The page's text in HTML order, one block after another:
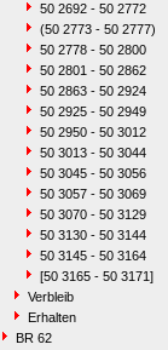
50 2692 - 50 2772
(50 2773 - 50 2777)
50 2778 - 50 2800
50 2801 - 50 2862
50 2863 - 50 2924
50 2925 - 50 2949
50 2950 - 50 3012
50 3013 - 50 3044
50 3045 - 50 3056
50 3057 - 50 3069
50 3070 - 50 3129
50 3130 - 50 3144
50 3145 - 50 3164
[50 3165 - 50 3171]
Verbleib
Erhalten
BR 62